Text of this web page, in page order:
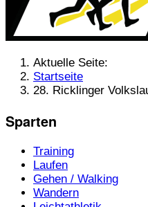
Aktuelle Seite:
Startseite
28. Ricklinger
Sparten
Training
Laufen
Gehen / Walking
Wandern